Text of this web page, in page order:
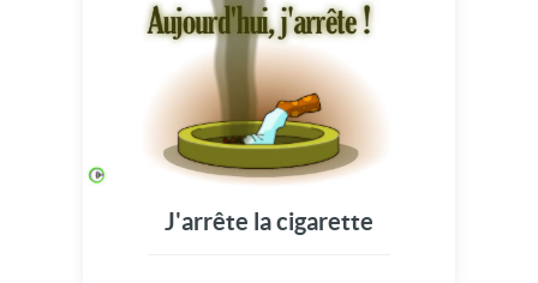
J'arrête la cigarette